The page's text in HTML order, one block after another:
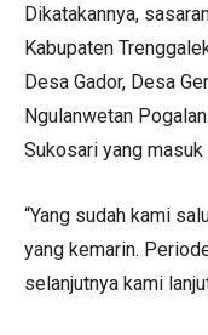
Dikatakannya,
Kabupaten
Desa Gador, Desa
Ngulanwetan
Sukosari yang
“Yang sudah kami
yang kemarin.
selanjutnya kami